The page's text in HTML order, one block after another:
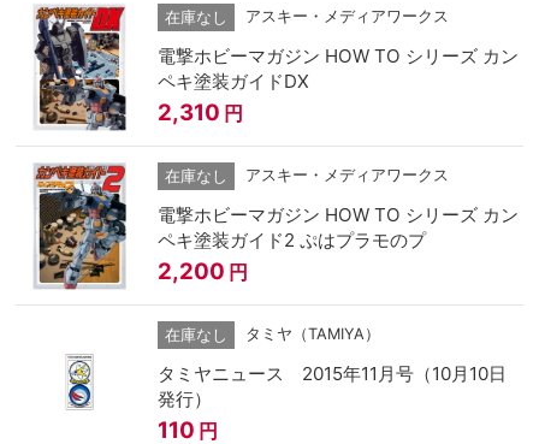
在庫なし アスキー・メディアワークス
電撃ホビーマガジン HOW TO シリーズ カン
ペキ塗装ガイドDX
2,310 円
在庫なし アスキー・メディアワークス
電撃ホビーマガジン HOW TO シリーズ カン
ペキ塗装ガイド2 ぷはプラモのプ
2,200 円
在庫なし タミヤ（TAMIYA）
タミヤニュース 2015年11月号（10月10日
発行）
110 円